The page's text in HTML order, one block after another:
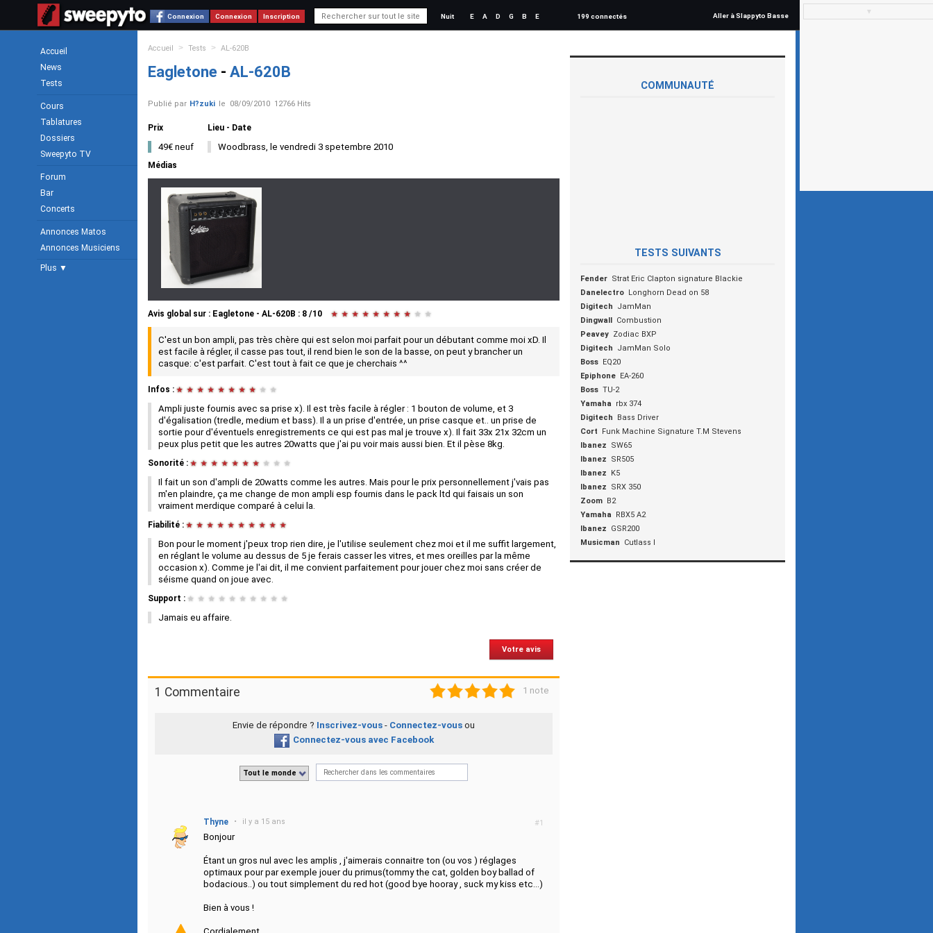
Connexion Connexion Inscription Nuit E A D G B E 199 connectés Aller à Slappyto Basse
Accueil
News
Tests
Cours
Tablatures
Dossiers
Sweepyto TV
Forum
Bar
Concerts
Annonces Matos
Annonces Musiciens
Plus ▼
Accueil > Tests > AL-620B
Eagletone - AL-620B
Publié par H?zuki le 08/09/2010 12766 Hits
Prix
49€ neuf
Lieu - Date
Woodbrass, le vendredi 3 spetembre 2010
Médias
Avis global sur : Eagletone - AL-620B : 8 /10 ★ ★ ★ ★ ★ ★ ★ ★ ★ ★
C'est un bon ampli, pas très chère qui est selon moi parfait pour un débutant comme moi xD. Il
est facile à régler, il casse pas tout, il rend bien le son de la basse, on peut y brancher un
casque: c'est parfait. C'est tout à fait ce que je cherchais ^^
Infos : ★ ★ ★ ★ ★ ★ ★ ★ ★ ★
Ampli juste fournis avec sa prise x). Il est très facile à régler : 1 bouton de volume, et 3
d'égalisation (tredle, medium et bass). Il a un prise d'entrée, un prise casque et.. un prise de
sortie pour d'éventuels enregistrements ce qui est pas mal je trouve x). Il fait 33x 21x 32cm un
peux plus petit que les autres 20watts que j'ai pu voir mais aussi bien. Et il pèse 8kg.
Sonorité : ★ ★ ★ ★ ★ ★ ★ ★ ★ ★
Il fait un son d'ampli de 20watts comme les autres. Mais pour le prix personnellement j'vais pas
m'en plaindre, ça me change de mon ampli esp fournis dans le pack ltd qui faisais un son
vraiment merdique comparé à celui la.
Fiabilité : ★ ★ ★ ★ ★ ★ ★ ★ ★ ★
Bon pour le moment j'peux trop rien dire, je l'utilise seulement chez moi et il me suffit largement,
en réglant le volume au dessus de 5 je ferais casser les vitres, et mes oreilles par la même
occasion x). Comme je l'ai dit, il me convient parfaitement pour jouer chez moi sans créer de
séisme quand on joue avec.
Support : ★ ★ ★ ★ ★ ★ ★ ★ ★ ★
Jamais eu affaire.
Votre avis
1 Commentaire 1 2 3 4 5 1 note
Envie de répondre ? Inscrivez-vous - Connectez-vous ou
Connectez-vous avec Facebook
Tout le monde
#1
Thyne • il y a 15 ans
Bonjour
Étant un gros nul avec les amplis , j'aimerais connaitre ton (ou vos ) réglages
optimaux pour par exemple jouer du primus(tommy the cat, golden boy ballad of
bodacious..) ou tout simplement du red hot (good bye hooray , suck my kiss etc...)
Bien à vous !
COMMUNAUTÉ
TESTS SUIVANTS
Fender Strat Eric Clapton signature Blackie
Danelectro Longhorn Dead on 58
Digitech
JamMan
Dingwall Combustion
Peavey Zodiac BXP
Digitech
JamMan Solo
Boss EQ20
Epiphone EA-260
Boss TU-2
Yamaha
rbx 374
Digitech
Bass Driver
Cort
Funk Machine Signature T.M Stevens
Ibanez
SW65
Ibanez
SR505
Ibanez
K5
Ibanez
SRX 350
Zoom B2
Yamaha
RBX5 A2
Ibanez
GSR200
Musicman
Cutlass I
▼